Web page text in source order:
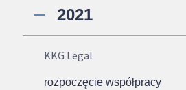
2021
KKG Legal
rozpoczęcie współpracy